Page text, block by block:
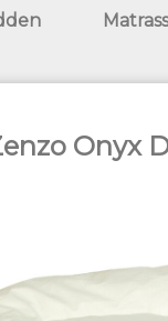
Onyx